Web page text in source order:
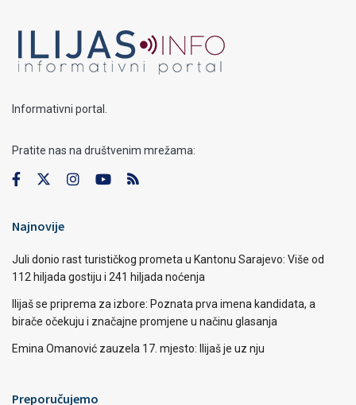
Informativni portal.
Pratite nas na društvenim mrežama:
Najnovije
Juli donio rast turističkog prometa u Kantonu Sarajevo: Više od
112 hiljada gostiju i 241 hiljada noćenja
Ilijaš se priprema za izbore: Poznata prva imena kandidata, a
birače očekuju i značajne promjene u načinu glasanja
Emina Omanović zauzela 17. mjesto: Ilijaš je uz nju
Preporučujemo